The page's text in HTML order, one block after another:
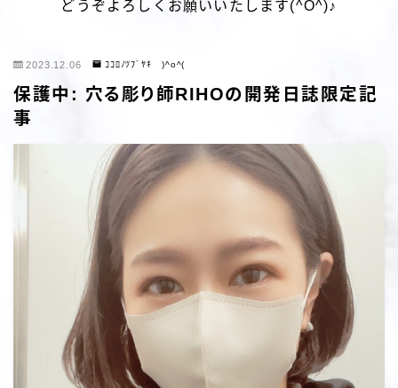
どうぞよろしくお願いいたします(^O^)♪
2023.12.06 ｺｺﾛﾉﾂﾌﾞﾔｷ )^o^(
保護中: 穴る彫り師RIHOの開発日誌限定記
事